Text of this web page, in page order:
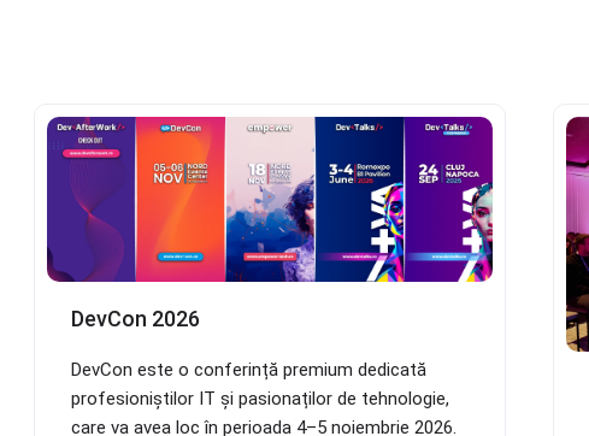
DevCon 2026
DevCon este o conferință premium dedicată
profesioniștilor IT și pasionaților de tehnologie,
care va avea loc în perioada 4–5 noiembrie 2026.